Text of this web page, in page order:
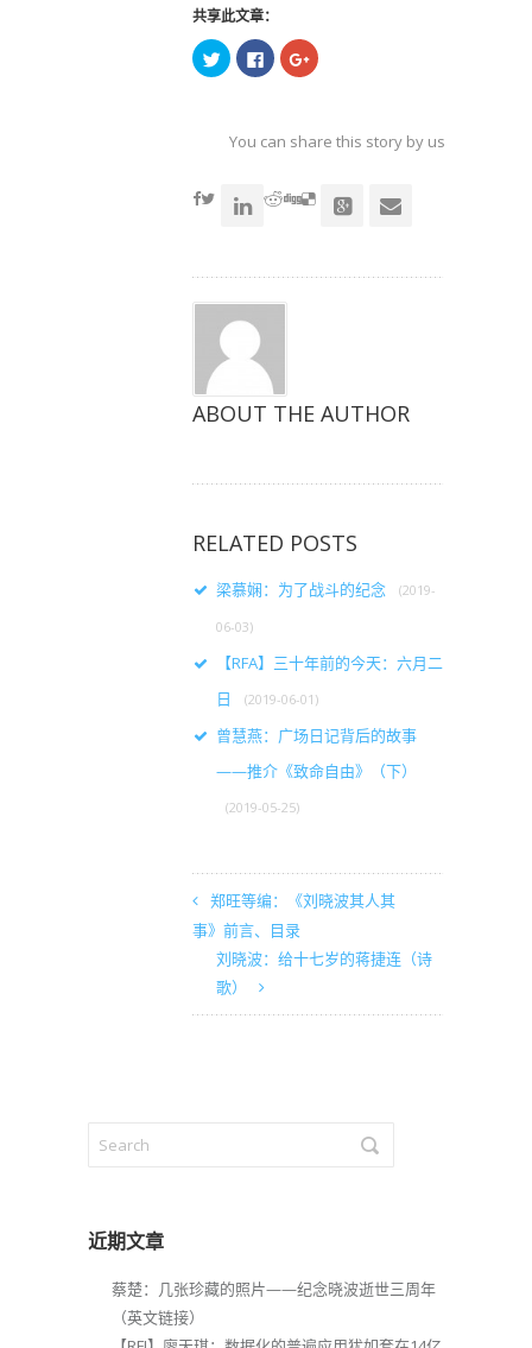
共享此文章：
点
击
共
享
窗
口
点
击
共
享
窗
口
点
击
共
享
窗
口
You can share this story by using your
ABOUT THE AUTHOR
RELATED POSTS
梁慕娴：为了战斗的纪念 (2019-
06-03)
【RFA】三十年前的今天：六月二
日
(2019-06-01)
曾慧燕：广场日记背后的故事
——推介《致命自由》（下）
(2019-05-25)
郑旺等编：《刘晓波其人其
事》前言、目录
刘晓波：给十七岁的蒋捷连（诗
歌）
近期文章
蔡楚：几张珍藏的照片——纪念晓波逝世三周年
（英文链接）